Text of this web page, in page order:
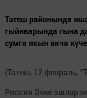
Тәтеш районында
гыйнварында гына
сумга якын акча
(Тәтеш, 12 февраль,
Россия Эчке эшләр